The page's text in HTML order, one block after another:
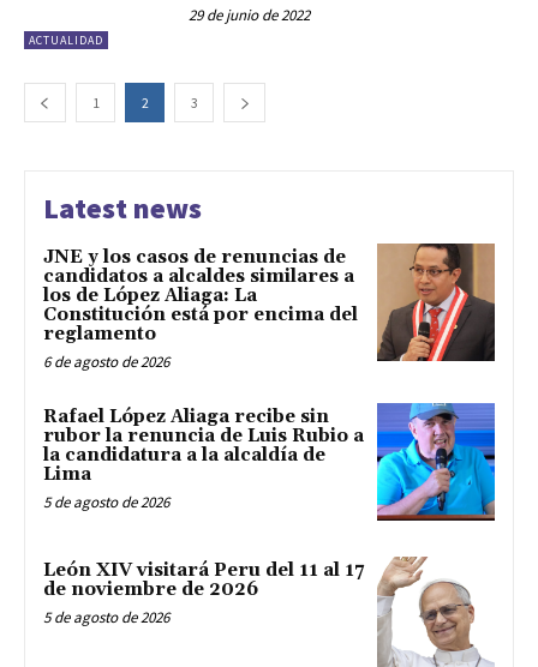
ACTUALIDAD
29 de junio de 2022
1 2 3
Latest news
JNE y los casos de renuncias de
candidatos a alcaldes similares a
los de López Aliaga: La
Constitución está por encima del
reglamento
6 de agosto de 2026
Rafael López Aliaga recibe sin
rubor la renuncia de Luis Rubio a
la candidatura a la alcaldía de
Lima
5 de agosto de 2026
León XIV visitará Peru del 11 al 17
de noviembre de 2026
5 de agosto de 2026